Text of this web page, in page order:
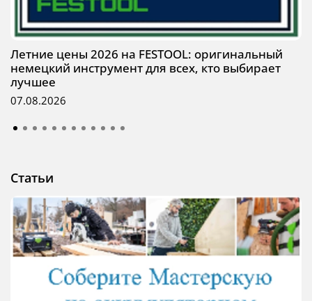
Летние цены 2026 на FESTOOL: оригинальный
немецкий инструмент для всех, кто выбирает
лучшее
07.08.2026
Статьи